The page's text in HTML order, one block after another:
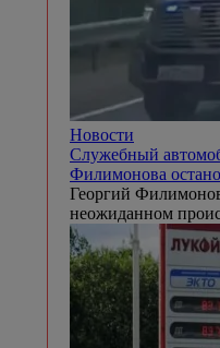
Новости
Служебный
Филимонова
Георгий
неожиданном